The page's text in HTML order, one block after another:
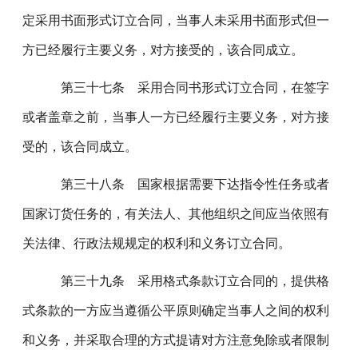
定采用书面形式订立合同，当事人未采用书面形式但一
方已经履行主要义务，对方接受的，该合同成立。
第三十七条 采用合同书形式订立合同，在签字
或者盖章之前，当事人一方已经履行主要义务，对方接
受的，该合同成立。
第三十八条 国家根据需要下达指令性任务或者
国家订货任务的，有关法人、其他组织之间应当依照有
关法律、行政法规规定的权利和义务订立合同。
第三十九条 采用格式条款订立合同的，提供格
式条款的一方应当遵循公平原则确定当事人之间的权利
和义务，并采取合理的方式提请对方注意免除或者限制